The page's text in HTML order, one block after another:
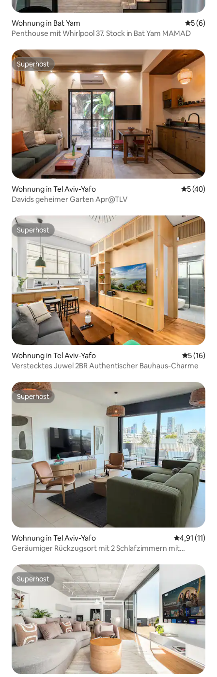
Wohnung in Bat Yam
5 (6)
Penthouse mit Whirlpool 37. Stock in Bat Yam MAMAD
Superhost
Superhost
Wohnung in Tel Aviv-Yafo
5 (40)
Davids geheimer Garten Apr@TLV
Superhost
Superhost
Wohnung in Tel Aviv-Yafo
5 (16)
Verstecktes Juwel 2BR Authentischer Bauhaus-Charme
Superhost
Superhost
Wohnung in Tel Aviv-Yafo
4,91 (11)
Geräumiger Rückzugsort mit 2 Schlafzimmern mit
Superhost
Superhost